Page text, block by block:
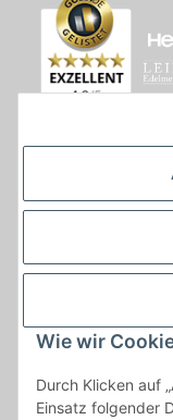
Wie wir
Durch Klicken auf
Einsatz folgender
* * Lieferzeiten